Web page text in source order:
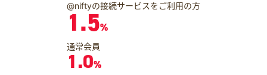
@niftyの接続サービスをご利用の方
1.5%
通常会員
1.0%